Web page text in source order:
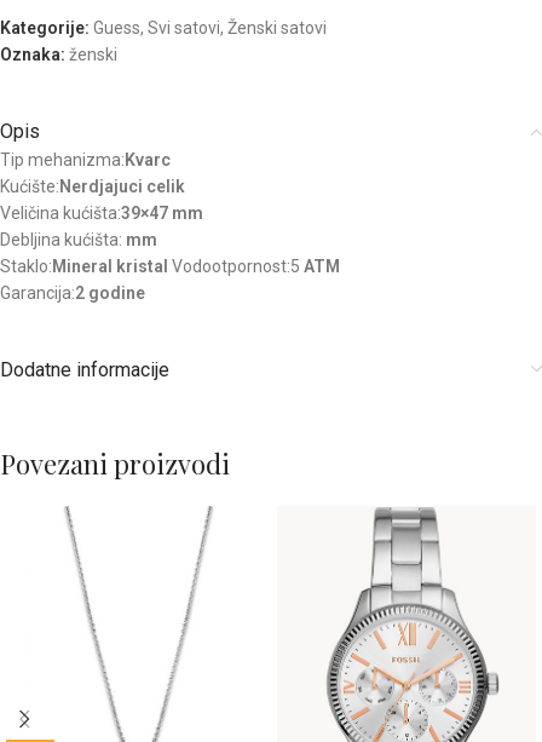
Kategorije: Guess, Svi satovi, Ženski satovi
Oznaka: ženski
Opis
Tip mehanizma:Kvarc
Kućište:Nerdjajuci celik
Veličina kućišta:39×47 mm
Debljina kućišta: mm
Staklo:Mineral kristal Vodootpornost:5 ATM
Garancija:2 godine
Dodatne informacije
Povezani proizvodi